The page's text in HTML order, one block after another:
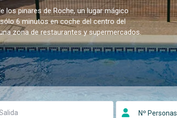
los pinares de Roche, un lugar mágico
6 minutos en coche del centro del
zona de restaurantes y supermercados.
Nº Personas